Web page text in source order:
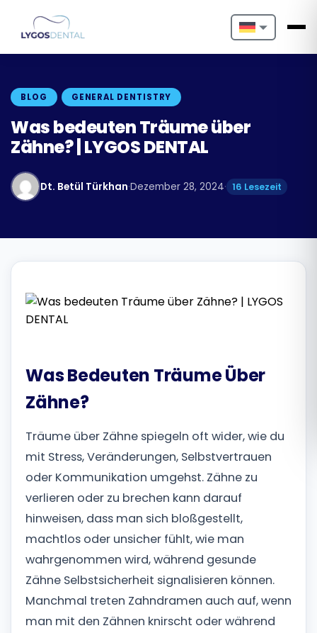
Nederlands
Português
Русский
BLOG GENERAL DENTISTRY
Was bedeuten Träume über
Zähne? | LYGOS DENTAL
Dt. Betül Türkhan·Dezember 28, 2024· 16 Lesezeit
Was Bedeuten Träume Über
Zähne?
Träume über Zähne spiegeln oft wider, wie du
mit Stress, Veränderungen, Selbstvertrauen
oder Kommunikation umgehst. Zähne zu
verlieren oder zu brechen kann darauf
hinweisen, dass man sich bloßgestellt,
machtlos oder unsicher fühlt, wie man
wahrgenommen wird, während gesunde
Zähne Selbstsicherheit signalisieren können.
Manchmal treten Zahndramen auch auf, wenn
man mit den Zähnen knirscht oder während